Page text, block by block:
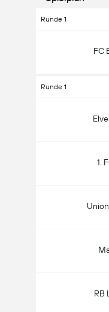
Runde 1
FC
Runde 1
1.
RB